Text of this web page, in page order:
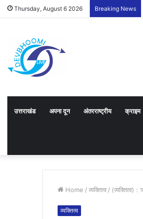
Thursday, August 6 2026 Breaking News
उत्तराखंड अपना दून अंतरराष्ट्रीय क्राइम
Home / व्यक्तित्व / (व्यक्तित्व) :
व्यक्तित्व